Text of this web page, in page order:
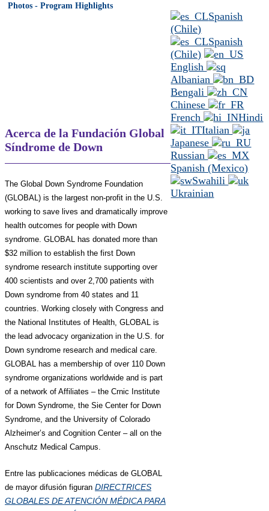
Photos - Program Highlights
Acerca de la Fundación Global
Síndrome de Down
The Global Down Syndrome Foundation
(GLOBAL) is the largest non-profit in the U.S.
working to save lives and dramatically improve
health outcomes for people with Down
syndrome. GLOBAL has donated more than
$32 million to establish the first Down
syndrome research institute supporting over
400 scientists and over 2,700 patients with
Down syndrome from 40 states and 11
countries. Working closely with Congress and
the National Institutes of Health, GLOBAL is
the lead advocacy organization in the U.S. for
Down syndrome research and medical care.
GLOBAL has a membership of over 110 Down
syndrome organizations worldwide and is part
of a network of Affiliates – the Crnic Institute
for Down Syndrome, the Sie Center for Down
Syndrome, and the University of Colorado
Alzheimer’s and Cognition Center – all on the
Anschutz Medical Campus.
Entre las publicaciones médicas de GLOBAL
de mayor difusión figuran DIRECTRICES
GLOBALES DE ATENCIÓN MÉDICA PARA
Spanish
(Chile)
Spanish
(Chile)
English
Albanian
Bengali
Chinese
French
Hindi
Italian
Japanese
Russian
Spanish (Mexico)
Swahili
Ukrainian